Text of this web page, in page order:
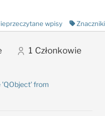
wpisy Znaczniki
1 Członkowie
'QObject' from